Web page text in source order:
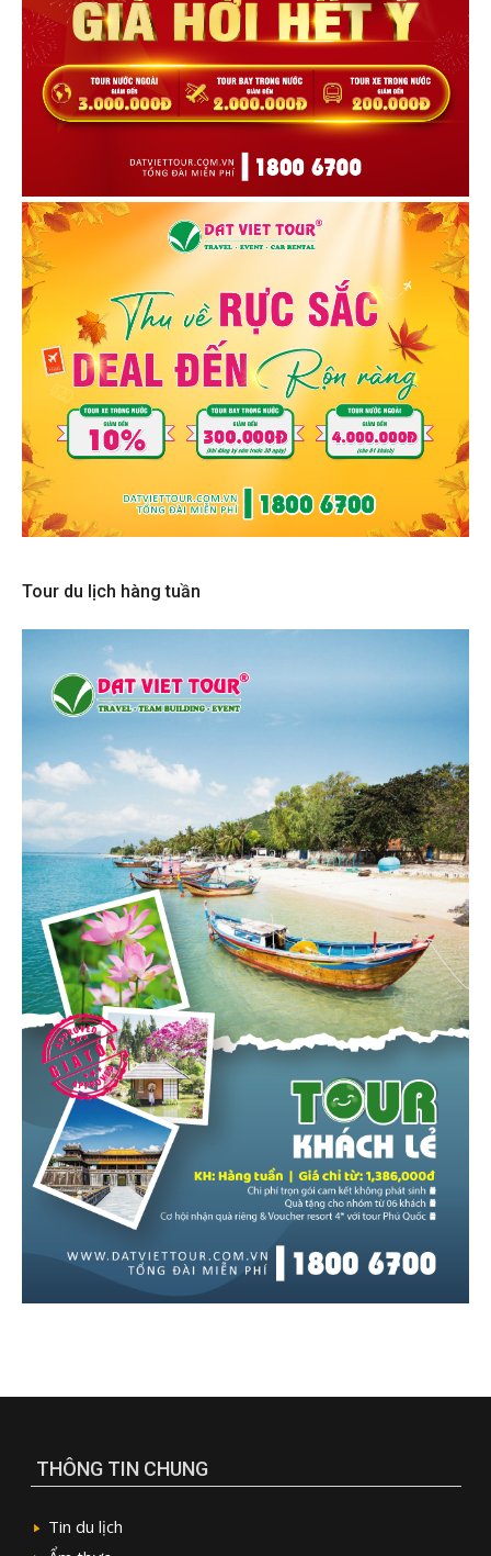
Tour du lịch hàng tuần
THÔNG TIN CHUNG
Tin du lịch